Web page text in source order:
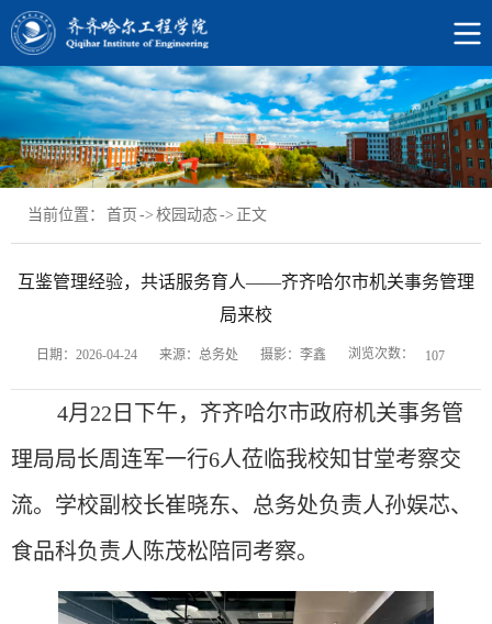
当前位置： 首页 -> 校园动态-> 正文
互鉴管理经验，共话服务育人——齐齐哈尔市机关事务管理
局来校
日期：2026-04-24 来源：总务处 摄影：李鑫 浏览次数： 107
4月22日下午，齐齐哈尔市政府机关事务管
理局局长周连军一行6人莅临我校知甘堂考察交
流。学校副校长崔晓东、总务处负责人孙娱芯、
食品科负责人陈茂松陪同考察。